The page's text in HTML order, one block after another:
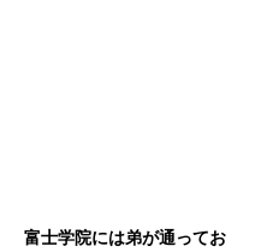
富士学院には弟が通ってお